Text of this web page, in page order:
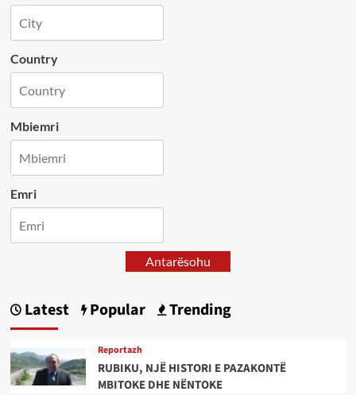
Country
Mbiemri
Emri
Antarësohu
Latest Popular Trending
Reportazh
RUBIKU, NJË HISTORI E PAZAKONTË
MBITOKE DHE NËNTOKE